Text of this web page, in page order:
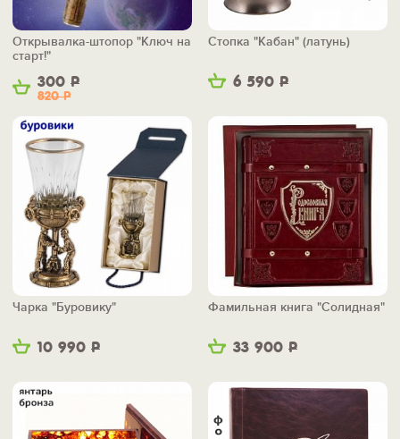
300 Р
820Р
Открывалка-штопор "Ключ на
старт!"
6 590 Р
Стопка "Кабан" (латунь)
10 990 Р
Чарка "Буровику"
33 900 Р
Фамильная книга "Солидная"